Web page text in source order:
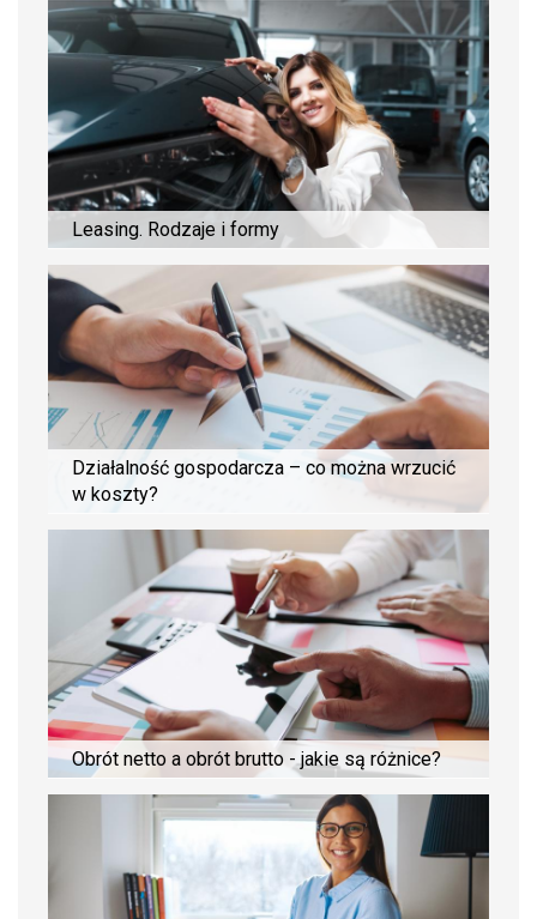
Leasing. Rodzaje i formy
Działalność gospodarcza – co można wrzucić
w koszty?
Obrót netto a obrót brutto - jakie są różnice?